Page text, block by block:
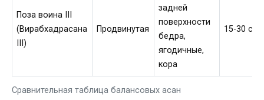
Сравнительная таблица балансовых асан
Поза воина III
(Вирабхадрасана
III)
Продвинутая
задней
поверхности
бедра,
ягодичные,
кора
15-30